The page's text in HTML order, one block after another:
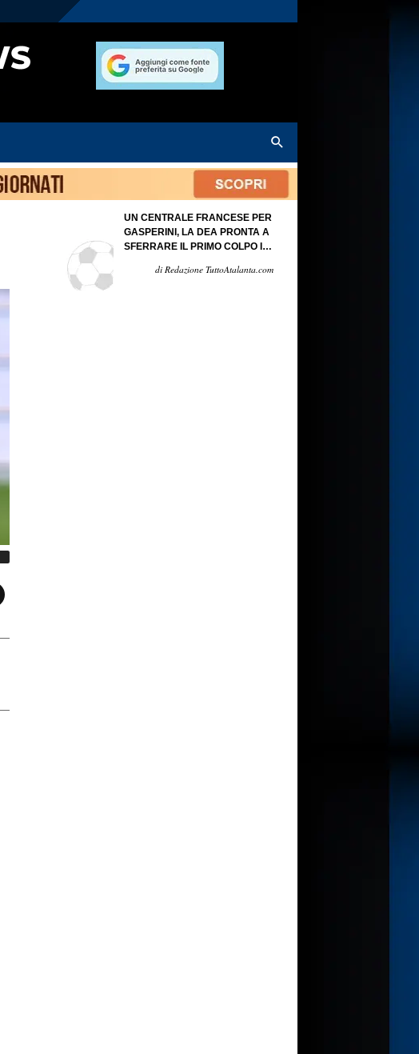
UN CENTRALE FRANCESE PER
GASPERINI, LA DEA PRONTA A
SFERRARE IL PRIMO COLPO IN
di Redazione TuttoAtalanta.com